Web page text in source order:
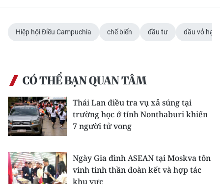
한국어
Hiệp hội Điều Campuchia chế biến đầu tư dầu vỏ hạt
CÓ THỂ BẠN QUAN TÂM
Thái Lan điều tra vụ xả súng tại
trường học ở tỉnh Nonthaburi khiến
7 người tử vong
Ngày Gia đình ASEAN tại Moskva tôn
vinh tinh thần đoàn kết và hợp tác
khu vực